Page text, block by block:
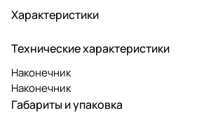
Характеристики
Технические характеристики
Наконечник
Наконечник
Габариты и упаковка